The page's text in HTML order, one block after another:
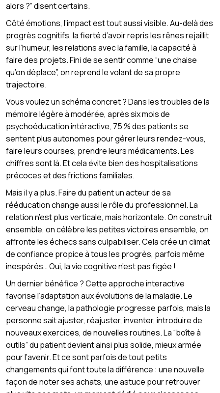
alors ?” disent certains.
Côté émotions, l’impact est tout aussi visible. Au-delà des
progrès cognitifs, la fierté d’avoir repris les rênes rejaillit
sur l’humeur, les relations avec la famille, la capacité à
faire des projets. Fini de se sentir comme “une chaise
qu’on déplace”, on reprend le volant de sa propre
trajectoire.
Vous voulez un schéma concret ? Dans les troubles de la
mémoire légère à modérée, après six mois de
psychoéducation intéractive, 75 % des patients se
sentent plus autonomes pour gérer leurs rendez-vous,
faire leurs courses, prendre leurs médicaments. Les
chiffres sont là. Et cela évite bien des hospitalisations
précoces et des frictions familiales.
Mais il y a plus. Faire du patient un acteur de sa
rééducation change aussi le rôle du professionnel. La
relation n’est plus verticale, mais horizontale. On construit
ensemble, on célèbre les petites victoires ensemble, on
affronte les échecs sans culpabiliser. Cela crée un climat
de confiance propice à tous les progrès, parfois même
inespérés… Oui, la vie cognitive n’est pas figée !
Un dernier bénéfice ? Cette approche interactive
favorise l’adaptation aux évolutions de la maladie. Le
cerveau change, la pathologie progresse parfois, mais la
personne sait ajuster, réajuster, inventer, introduire de
nouveaux exercices, de nouvelles routines. La “boîte à
outils” du patient devient ainsi plus solide, mieux armée
pour l’avenir. Et ce sont parfois de tout petits
changements qui font toute la différence : une nouvelle
façon de noter ses achats, une astuce pour retrouver